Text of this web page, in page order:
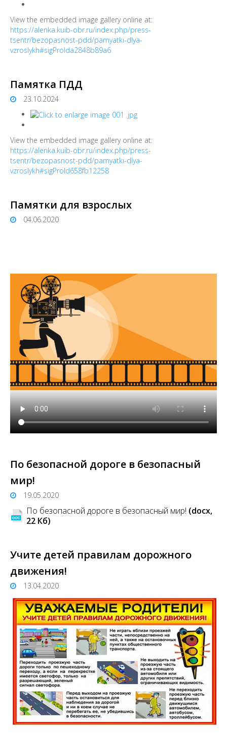
View the embedded image gallery online at:
https://alenka.kuib-obr.ru/index.php/press-
tsentr/bezopasnost-pdd/pamyatki-dlya-
vzroslykh#sigProIda2848b89a6
Памятка ПДД
23.10.2024
View the embedded image gallery online at:
https://alenka.kuib-obr.ru/index.php/press-
tsentr/bezopasnost-pdd/pamyatki-dlya-
vzroslykh#sigProId658fb12258
Памятки для взрослых
04.06.2020
По безопасной дороге в безопасный
мир!
19.05.2020
По безопасной дороге в безопасный мир! (docx,
22 Кб)
Учите детей правилам дорожного
движения!
13.04.2020